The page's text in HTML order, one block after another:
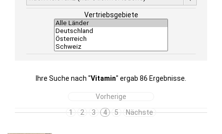
Vertriebsgebiete
Ihre Suche nach "Vitamin" ergab 86 Ergebnisse.
Vorherige
1
2 3 4 5 Nächste